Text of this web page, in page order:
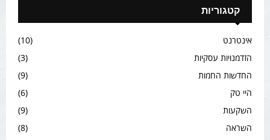
קטגוריות
אינטרנט
(10)
הזדמנויות עסקיות
(3)
החדשות החמות
(9)
היי טק
(6)
השקעות
(9)
השראה
(8)